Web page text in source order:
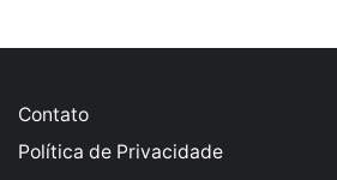
Contato
Política de Privacidade